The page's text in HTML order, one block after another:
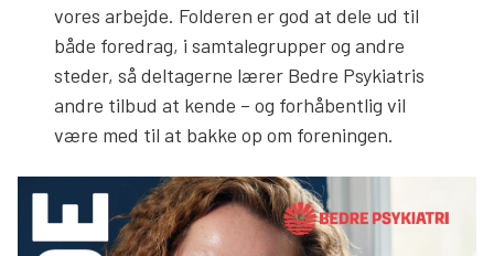
vores arbejde. Folderen er god at dele ud til
både foredrag, i samtalegrupper og andre
steder, så deltagerne lærer Bedre Psykiatris
andre tilbud at kende – og forhåbentlig vil
være med til at bakke op om foreningen.